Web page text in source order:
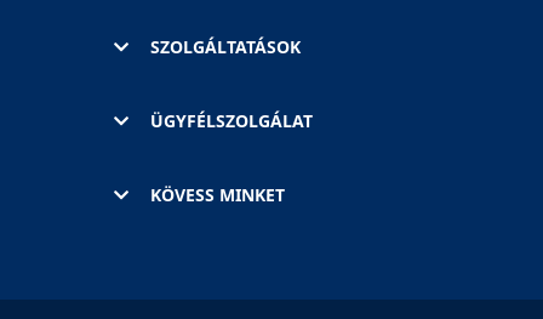
SZOLGÁLTATÁSOK
ÜGYFÉLSZOLGÁLAT
KÖVESS MINKET